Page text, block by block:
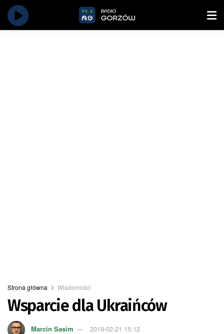
Strona główna Wiadomości
Wsparcie dla Ukraińców
Marcin Sasim 2019-02-21 15:12